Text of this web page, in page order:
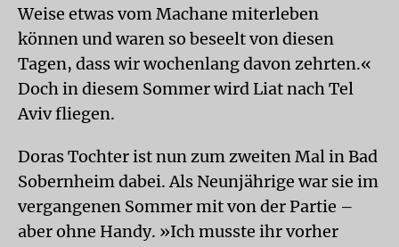
Weise etwas vom Machane miterleben
können und waren so beseelt von diesen
Tagen, dass wir wochenlang davon zehrten.«
Doch in diesem Sommer wird Liat nach Tel
Aviv fliegen.
Doras Tochter ist nun zum zweiten Mal in Bad
Sobernheim dabei. Als Neunjährige war sie im
vergangenen Sommer mit von der Partie –
aber ohne Handy. »Ich musste ihr vorher